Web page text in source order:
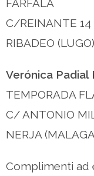
FARFALA
C/REINANTE 14
RIBADEO (LUGO)
Verónica Padial
TEMPORADA
C/ ANTONIO
NERJA
Complimenti ad